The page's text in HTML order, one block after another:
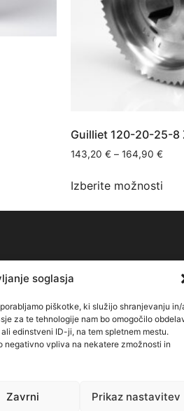
soglasja
piškotke, ki služijo shranjevanju in/
za te tehnologije nam bo omogočilo
edinstveni ID-ji, na tem spletnem mestu.
vpliva na nekatere zmožnosti in
Zavrni Prikaz nastavitev
Guilliet 120-20-25-8
143,20 € – 164,90 €
Izberite možnosti